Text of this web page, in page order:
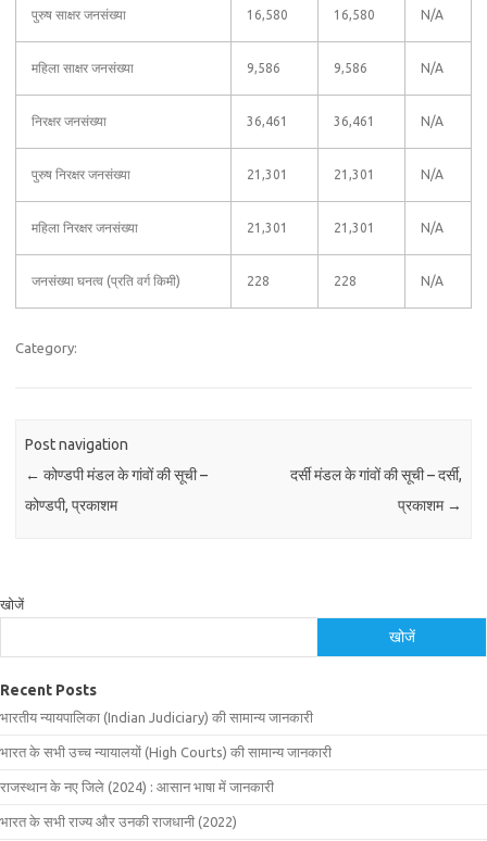
पुरुष साक्षर जनसंख्या 16,580 16,580 N/A
महिला साक्षर जनसंख्या 9,586 9,586 N/A
निरक्षर जनसंख्या 36,461 36,461 N/A
पुरुष निरक्षर जनसंख्या 21,301 21,301 N/A
महिला निरक्षर जनसंख्या 21,301 21,301 N/A
जनसंख्या घनत्व (प्रति वर्ग किमी) 228 228 N/A
Category:
Post navigation
← कोण्डपी मंडल के गांवों की सूची –
कोण्डपी, प्रकाशम
दर्सी मंडल के गांवों की सूची – दर्सी,
प्रकाशम →
खोजें
खोजें
Recent Posts
भारतीय न्यायपालिका (Indian Judiciary) की सामान्य जानकारी
भारत के सभी उच्च न्यायालयों (High Courts) की सामान्य जानकारी
राजस्थान के नए जिले (2024) : आसान भाषा में जानकारी
भारत के सभी राज्य और उनकी राजधानी (2022)